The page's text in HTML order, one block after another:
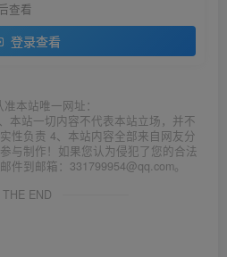
查看
登录查看
本站唯一网址：
本站一切内容不代表本站立场，并不
性负责 4、本站内容全部来自网友分
与制作！如果您认为侵犯了您的合法
到邮箱：331799954@qq.com。
THE END